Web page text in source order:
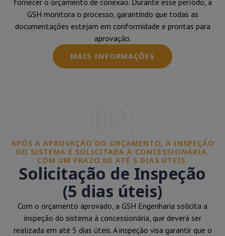
fornecer o orçamento de conexão. Durante esse período, a
GSH monitora o processo, garantindo que todas as
documentações estejam em conformidade e prontas para
aprovação.
MAIS INFORMAÇÕES
APÓS A APROVAÇÃO DO ORÇAMENTO, A INSPEÇÃO
DO SISTEMA É SOLICITADA À CONCESSIONÁRIA,
COM UM PRAZO DE ATÉ 5 DIAS ÚTEIS.
Solicitação de Inspeção
(5 dias úteis)
Com o orçamento aprovado, a GSH Engenharia solicita a
inspeção do sistema à concessionária, que deverá ser
realizada em até 5 dias úteis. A inspeção visa garantir que o